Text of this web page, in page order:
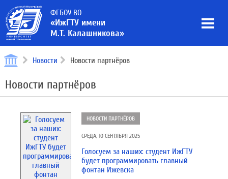
ФГБОУ ВО
«ИжГТУ имени
М.Т. Калашникова»
Новости Новости партнёров
Новости партнёров
НОВОСТИ ПАРТНЁРОВ
СРЕДА, 10 СЕНТЯБРЯ 2025
Голосуем за наших: студент ИжГТУ
будет программировать главный
фонтан Ижевска